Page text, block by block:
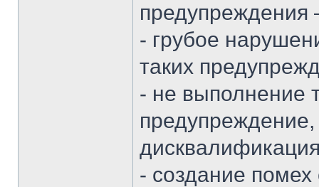
предупреждения
- грубое
таких
- не выполнение
- создание